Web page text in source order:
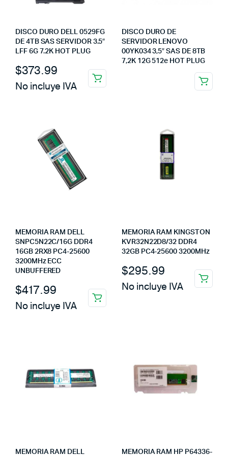
DISCO DURO DELL 0529FG
DE 4TB SAS SERVIDOR 3.5″
LFF 6G 7.2K HOT PLUG
$373.99
No incluye IVA
DISCO DURO DE
SERVIDOR LENOVO
00YK034 3,5″ SAS DE 8TB
7,2K 12G 512e HOT PLUG
MEMORIA RAM DELL
SNPC5N22C/16G DDR4
16GB 2RX8 PC4-25600
3200MHz ECC
UNBUFFERED
$417.99
No incluye IVA
MEMORIA RAM KINGSTON
KVR32N22D8/32 DDR4
32GB PC4-25600 3200MHz
$295.99
No incluye IVA
MEMORIA RAM DELL
MEMORIA RAM HP P64336-